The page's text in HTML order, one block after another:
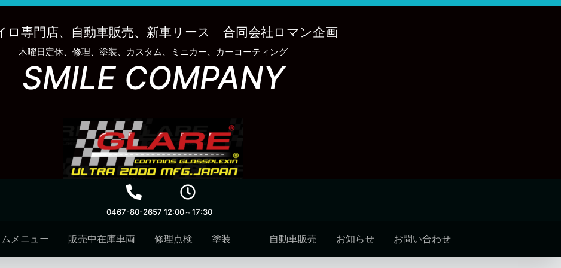
ロ専門店、自動車販売、新車リース 合同会社ロマン企画
木曜日定休、修理、塗装、カスタム、ミニカー、カーコーティング
SMILE COMPANY
0467-80-2657 12:00～17:30
メニュー 販売中在庫車両 修理点検 塗装 自動車販売 お知らせ お問い合わせ